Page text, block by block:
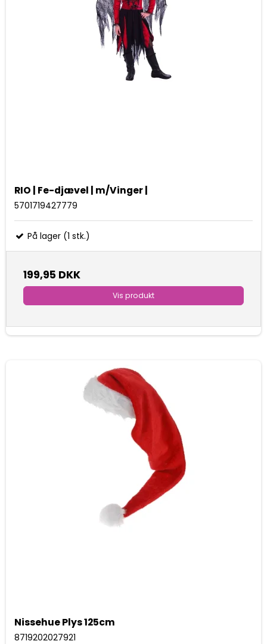
RIO | Fe-djævel | m/Vinger |
5701719427779
På lager (1 stk.)
199,95 DKK
Vis produkt
Nissehue Plys 125cm
8719202027921